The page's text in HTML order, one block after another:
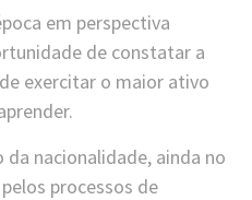
em perspectiva
de constatar a
exercitar o maior ativo
nacionalidade, ainda no
processos de